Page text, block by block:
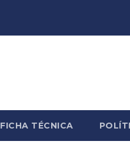
FICHA TÉCNICA